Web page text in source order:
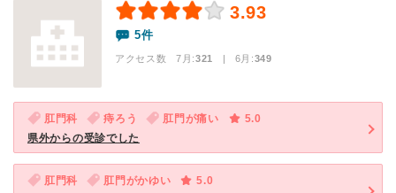
3.93
5件
アクセス数 7月:321 | 6月:349
肛門科 痔ろう 肛門が痛い
5.0
県外からの受診でした
肛門科 肛門がかゆい
5.0